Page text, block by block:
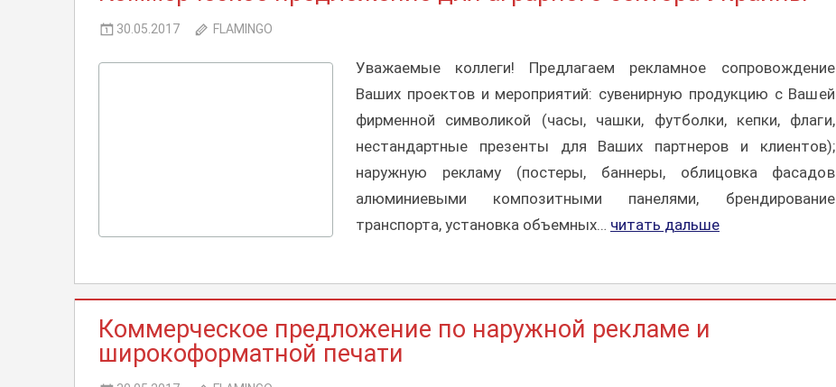
30.05.2017 FLAMINGO
Уважаемые коллеги! Предлагаем рекламное сопровождение
Ваших проектов и мероприятий: сувенирную продукцию с Вашей
фирменной символикой (часы, чашки, футболки, кепки, флаги,
нестандартные презенты для Ваших партнеров и клиентов);
наружную рекламу (постеры, баннеры, облицовка фасадов
алюминиевыми композитными панелями, брендирование
транспорта, установка объемных… читать дальше
КОММЕРЧЕСКИЕ
ПРЕДЛОЖЕНИЯ,
СОТРУДНИЧЕСТВО
Коммерческое предложение по наружной рекламе и
широкоформатной печати